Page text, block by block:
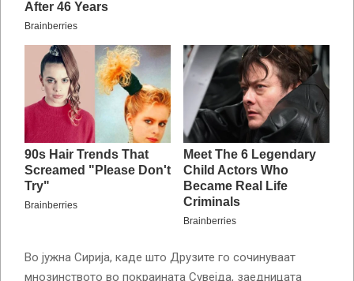
Во јужна Сирија, каде што Друзите го сочинуваат
мнозинството во покраината Сувејда, заедницата